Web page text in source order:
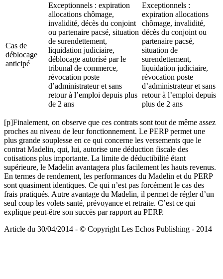
Cas de
déblocage
anticipé
Exceptionnels : expiration
allocations chômage,
invalidité, décès du conjoint
ou partenaire pacsé, situation
de surendettement,
liquidation judiciaire,
déblocage autorisé par le
tribunal de commerce,
révocation poste
d’administrateur et sans
retour à l’emploi depuis plus
de 2 ans
Exceptionnels :
expiration allocations
chômage, invalidité,
décès du conjoint ou
partenaire pacsé,
situation de
surendettement,
liquidation judiciaire,
révocation poste
d’administrateur et sans
retour à l’emploi depuis
plus de 2 ans
[p]Finalement, on observe que ces contrats sont tout de même assez
proches au niveau de leur fonctionnement. Le PERP permet une
plus grande souplesse en ce qui concerne les versements que le
contrat Madelin, qui, lui, autorise une déduction fiscale des
cotisations plus importante. La limite de déductibilité étant
supérieure, le Madelin avantagera plus facilement les hauts revenus.
En termes de rendement, les performances du Madelin et du PERP
sont quasiment identiques. Ce qui n’est pas forcément le cas des
frais pratiqués. Autre avantage du Madelin, il permet de régler d’un
seul coup les volets santé, prévoyance et retraite. C’est ce qui
explique peut-être son succès par rapport au PERP.
Article du 30/04/2014 - © Copyright Les Echos Publishing - 2014